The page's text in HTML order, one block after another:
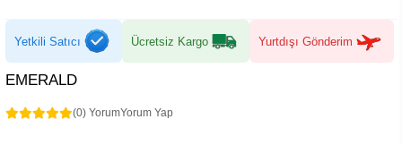
Yetkili Satıcı Ücretsiz Kargo Yurtdışı Gönderim
EMERALD
(0) YorumYorum Yap